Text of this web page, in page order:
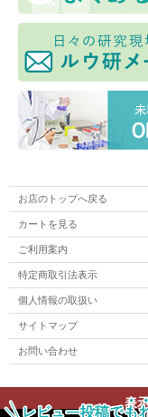
お店のトップへ戻る
カートを見る
ご利用案内
特定商取引法表示
個人情報の取扱い
サイトマップ
お問い合わせ
表